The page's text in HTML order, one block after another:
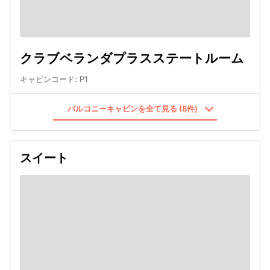
クラブベランダプラスステートルーム
キャビンコード: P1
バルコニーキャビンを全て見る (8件)
スイート